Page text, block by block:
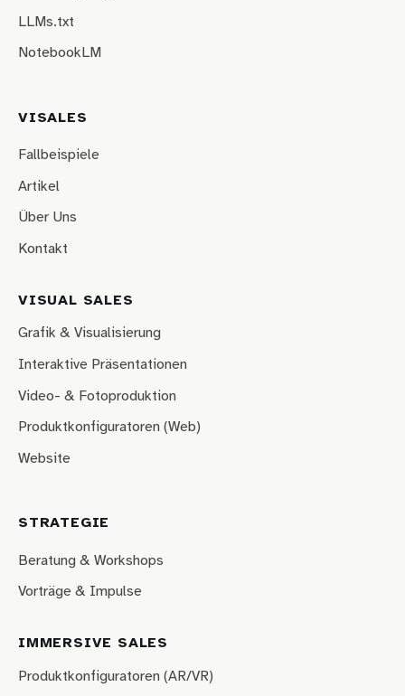
LLMs.txt
NotebookLM
VISALES
Fallbeispiele
Artikel
Über Uns
Kontakt
VISUAL SALES
Grafik & Visualisierung
Interaktive Präsentationen
Video- & Fotoproduktion
Produktkonfiguratoren (Web)
Website
STRATEGIE
Beratung & Workshops
Vorträge & Impulse
IMMERSIVE SALES
Produktkonfiguratoren (AR/VR)